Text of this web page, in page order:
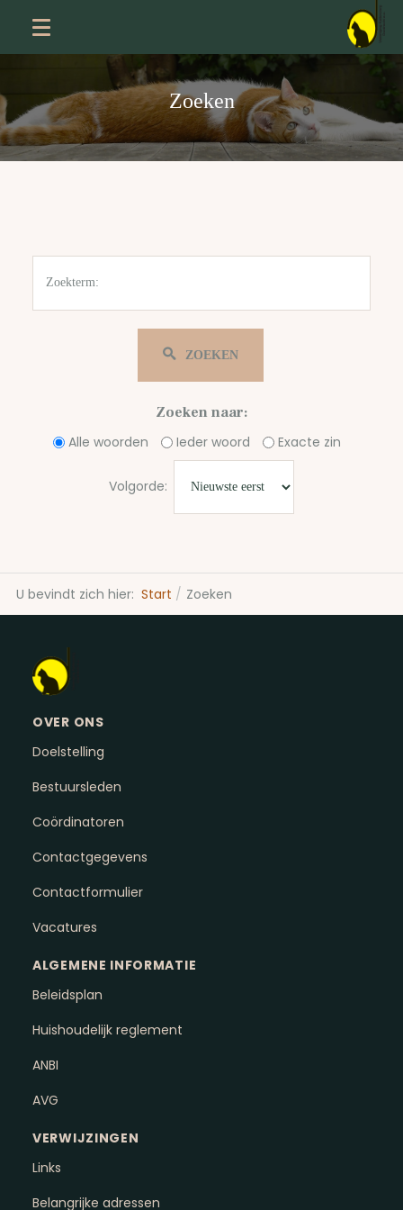
Zoeken
ZOEKEN
Zoeken naar:
Alle woorden
Ieder woord Exacte zin
Volgorde:
U bevindt zich hier: Start Zoeken
OVER ONS
Doelstelling
Bestuursleden
Coördinatoren
Contactgegevens
Contactformulier
Vacatures
ALGEMENE INFORMATIE
Beleidsplan
Huishoudelijk reglement
ANBI
AVG
VERWIJZINGEN
Links
Belangrijke adressen